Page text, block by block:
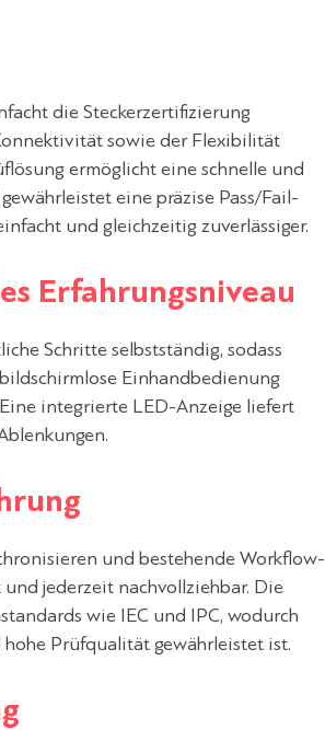
die Steckerzertifizierung
sowie der Flexibilität
ermöglicht eine schnelle und
eine präzise Pass/Fail-
und gleichzeitig zuverlässiger.
Erfahrungsniveau
Schritte selbstständig, sodass
Einhandbedienung
integrierte LED-Anzeige liefert
und bestehende Workflow-
jederzeit nachvollziehbar. Die
wie IEC und IPC, wodurch
Prüfqualität gewährleistet ist.